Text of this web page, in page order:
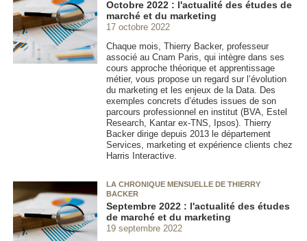
Octobre 2022 : l'actualité des études de
marché et du marketing
17 octobre 2022
Chaque mois, Thierry Backer, professeur
associé au Cnam Paris, qui intègre dans ses
cours approche théorique et apprentissage
métier, vous propose un regard sur l’évolution
du marketing et les enjeux de la Data. Des
exemples concrets d’études issues de son
parcours professionnel en institut (BVA, Estel
Research, Kantar ex-TNS, Ipsos). Thierry
Backer dirige depuis 2013 le département
Services, marketing et expérience clients chez
Harris Interactive.
LA CHRONIQUE MENSUELLE DE THIERRY
BACKER
Septembre 2022 : l'actualité des études
de marché et du marketing
19 septembre 2022